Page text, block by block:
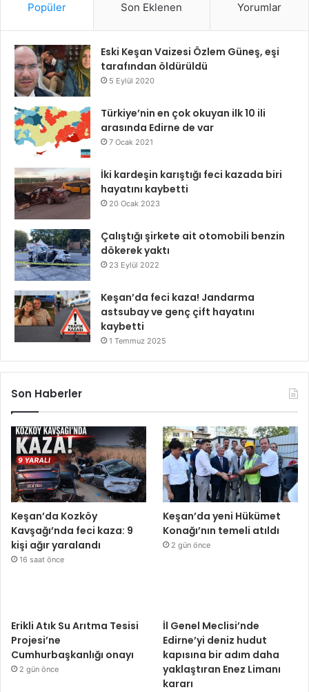
Popüler Son Eklenen Yorumlar
Eski Keşan Vaizesi Özlem Güneş, eşi
tarafından öldürüldü
5 Eylül 2020
Türkiye’nin en çok okuyan ilk 10 ili
arasında Edirne de var
7 Ocak 2021
İki kardeşin karıştığı feci kazada biri
hayatını kaybetti
20 Ocak 2023
Çalıştığı şirkete ait otomobili benzin
dökerek yaktı
23 Eylül 2022
Keşan’da feci kaza! Jandarma
astsubay ve genç çift hayatını
kaybetti
1 Temmuz 2025
Son Haberler
Keşan’da Kozköy
Kavşağı’nda feci kaza: 9
kişi ağır yaralandı
16 saat önce
Keşan’da yeni Hükümet
Konağı’nın temeli atıldı
2 gün önce
Erikli Atık Su Arıtma Tesisi
Projesi’ne
Cumhurbaşkanlığı onayı
2 gün önce
İl Genel Meclisi’nde
Edirne’yi deniz hudut
kapısına bir adım daha
yaklaştıran Enez Limanı
kararı